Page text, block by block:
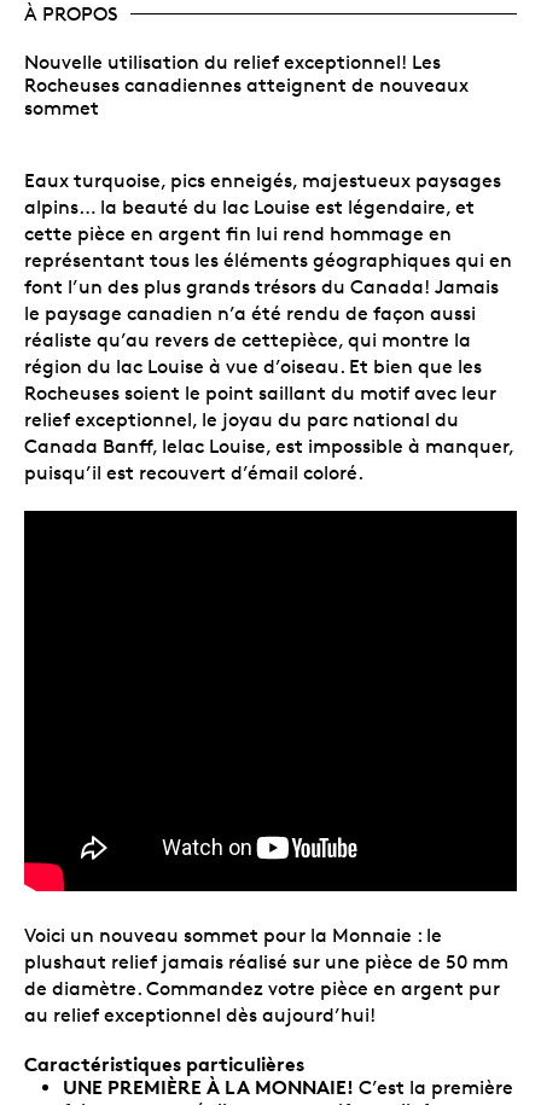
À PROPOS
Nouvelle utilisation du relief exceptionnel! Les
Rocheuses canadiennes atteignent de nouveaux
sommet
Eaux turquoise, pics enneigés, majestueux paysages
alpins… la beauté du lac Louise est légendaire, et
cette pièce en argent fin lui rend hommage en
représentant tous les éléments géographiques qui en
font l’un des plus grands trésors du Canada! Jamais
le paysage canadien n’a été rendu de façon aussi
réaliste qu’au revers de cettepièce, qui montre la
région du lac Louise à vue d’oiseau. Et bien que les
Rocheuses soient le point saillant du motif avec leur
relief exceptionnel, le joyau du parc national du
Canada Banff, lelac Louise, est impossible à manquer,
puisqu’il est recouvert d’émail coloré.
Voici un nouveau sommet pour la Monnaie : le
plushaut relief jamais réalisé sur une pièce de 50 mm
de diamètre. Commandez votre pièce en argent pur
au relief exceptionnel dès aujourd’hui!
Caractéristiques particulières
UNE PREMIÈRE À LA MONNAIE! C’est la première